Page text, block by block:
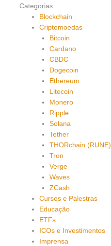
Categorias
Blockchain
Criptomoedas
Bitcoin
Cardano
CBDC
Dogecoin
Ethereum
Litecoin
Monero
Ripple
Solana
Tether
THORchain (RUNE)
Tron
Verge
Waves
ZCash
Cursos e Palestras
Educação
ETFs
ICOs e Investimentos
Imprensa